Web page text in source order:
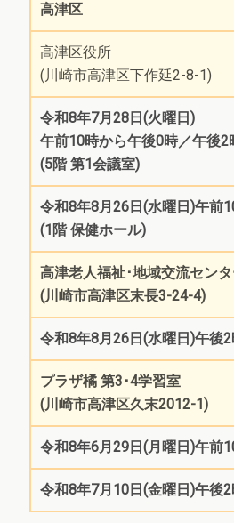
高津区
高津区役所
(川崎市高津区下作延2-8-1)
令和8年7月28日(火曜日)
午前10時から午後0時／午後2
(5階 第1会議室)
令和8年8月26日(水曜日)午前
(1階 保健ホール)
高津老人福祉･地域交流セン
(川崎市高津区末長3-24-4)
令和8年8月26日(水曜日)午後
プラザ橘 第3･4学習室
(川崎市高津区久末2012-1)
令和8年6月29日(月曜日)午前
令和8年7月10日(金曜日)午後